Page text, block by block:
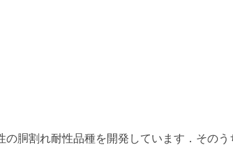
胴割れ耐性品種を開発しています．そのう